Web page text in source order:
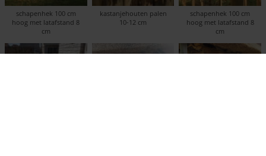
schapenhek 100 cm
hoog met latafstand 8
cm
kastanjehouten palen
10-12 cm
schapenhek 100 cm
hoog met latafstand 8
cm